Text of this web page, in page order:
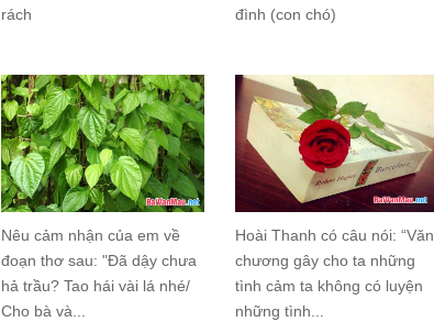
rách
đình (con chó)
Nêu cảm nhận của em về
đoạn thơ sau: "Đã dậy chưa
hả trầu? Tao hái vài lá nhé/
Cho bà và...
Hoài Thanh có câu nói: “Văn
chương gây cho ta những
tình cảm ta không có luyện
những tình...